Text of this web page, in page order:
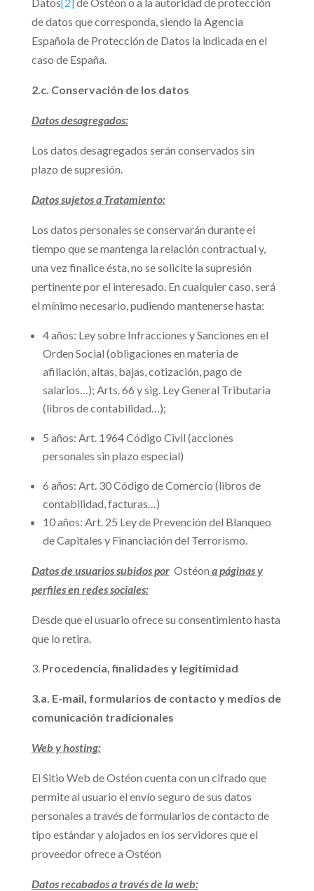
de datos que corresponda, siendo la Agencia
Española de Protección de Datos la indicada en el
caso de España.
2.c. Conservación de los datos
Datos desagregados:
Los datos desagregados serán conservados sin
plazo de supresión.
Datos sujetos a Tratamiento:
Los datos personales se conservarán durante el
tiempo que se mantenga la relación contractual y,
una vez finalice ésta, no se solicite la supresión
pertinente por el interesado. En cualquier caso, será
el mínimo necesario, pudiendo mantenerse hasta:
4 años: Ley sobre Infracciones y Sanciones en el
Orden Social (obligaciones en materia de
afiliación, altas, bajas, cotización, pago de
salarios…); Arts. 66 y sig. Ley General Tributaria
(libros de contabilidad…);
5 años: Art. 1964 Código Civil (acciones
personales sin plazo especial)
6 años: Art. 30 Código de Comercio (libros de
contabilidad, facturas…)
10 años: Art. 25 Ley de Prevención del Blanqueo
de Capitales y Financiación del Terrorismo.
Datos de usuarios subidos porOstéon a páginas y
perfiles en redes sociales:
Desde que el usuario ofrece su consentimiento hasta
que lo retira.
Procedencia, finalidades y legitimidad
3.a. E-mail, formularios de contacto y medios de
comunicación tradicionales
Web y hosting:
El Sitio Web de Ostéon cuenta con un cifrado que
permite al usuario el envío seguro de sus datos
personales a través de formularios de contacto de
tipo estándar y alojados en los servidores que el
proveedor ofrece a Ostéon
Datos recabados a través de la web: